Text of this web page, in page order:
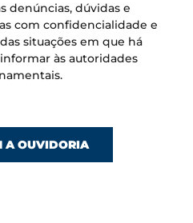
denúncias, dúvidas e
com confidencialidade e
situações em que há
às autoridades
A OUVIDORIA